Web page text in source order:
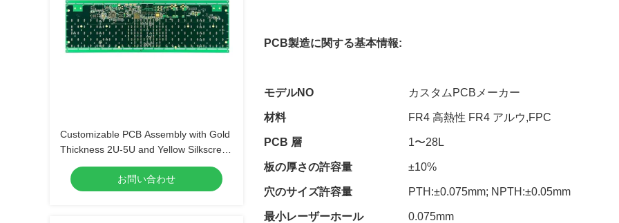
Customizable PCB Assembly with Gold
Thickness 2U-5U and Yellow Silkscreen
Color
お問い合わせ
PCB製造に関する基本情報:
モデルNO カスタムPCBメーカー
材料 FR4 高熱性 FR4 アルウ,FPC
PCB 層 1〜28L
板の厚さの許容量 ±10%
穴のサイズ許容量 PTH:±0.075mm; NPTH:±0.05mm
最小レーザーホール 0.075mm